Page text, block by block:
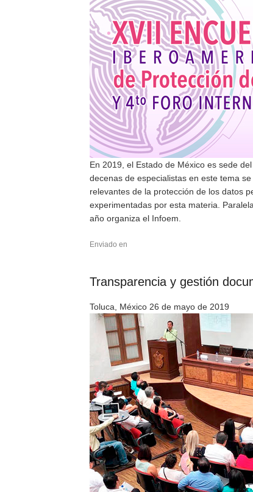
En 2019, el Estado de México es sede
decenas de especialistas en este tema
relevantes de la protección de los datos
experimentadas por esta materia.
año organiza el Infoem.
Enviado en
Transparencia y gestión
Toluca, México 26 de mayo de 2019